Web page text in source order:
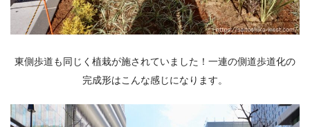
東側歩道も同じく植栽が施されていました！一連の側道歩道化の
完成形はこんな感じになります。